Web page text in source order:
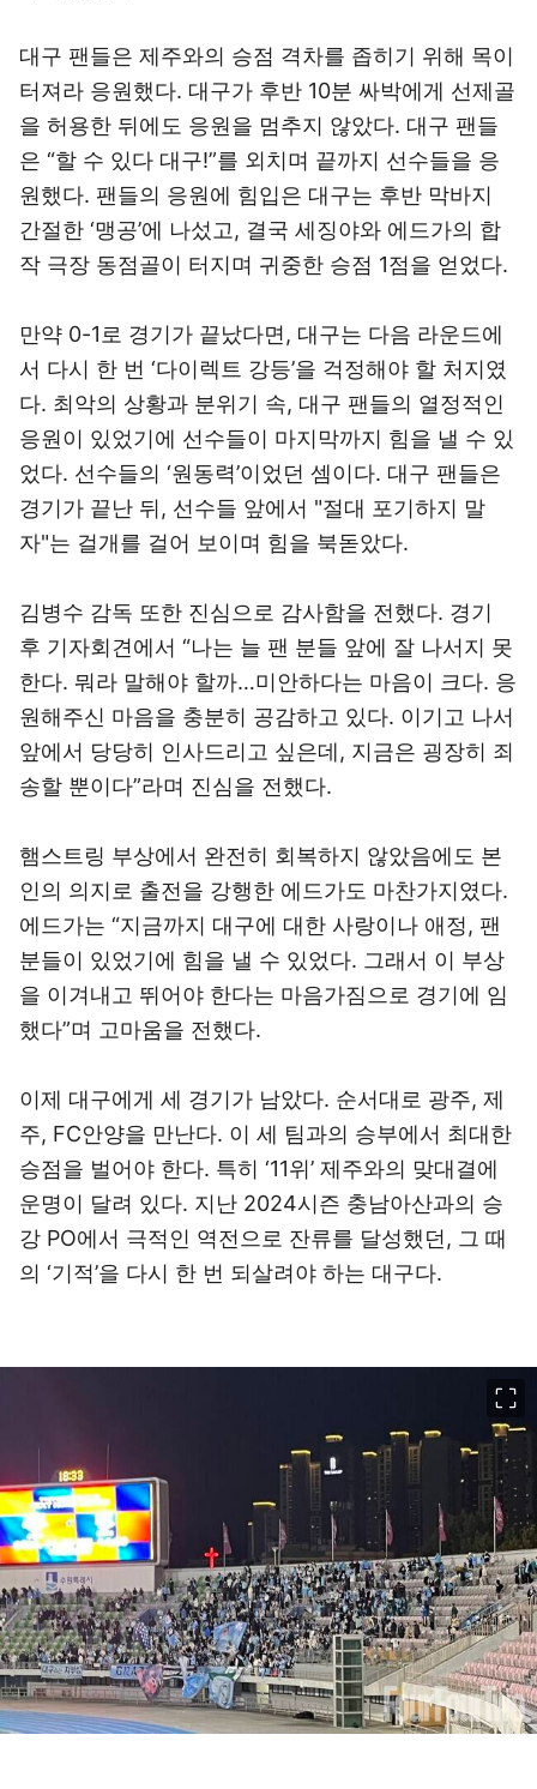
대구 팬들은 제주와의 승점 격차를 좁히기 위해 목이
터져라 응원했다. 대구가 후반 10분 싸박에게 선제골
을 허용한 뒤에도 응원을 멈추지 않았다. 대구 팬들
은 “할 수 있다 대구!”를 외치며 끝까지 선수들을 응
원했다. 팬들의 응원에 힘입은 대구는 후반 막바지
간절한 ‘맹공’에 나섰고, 결국 세징야와 에드가의 합
작 극장 동점골이 터지며 귀중한 승점 1점을 얻었다.
만약 0-1로 경기가 끝났다면, 대구는 다음 라운드에
서 다시 한 번 ‘다이렉트 강등’을 걱정해야 할 처지였
다. 최악의 상황과 분위기 속, 대구 팬들의 열정적인
응원이 있었기에 선수들이 마지막까지 힘을 낼 수 있
었다. 선수들의 ‘원동력’이었던 셈이다. 대구 팬들은
경기가 끝난 뒤, 선수들 앞에서 "절대 포기하지 말
자"는 걸개를 걸어 보이며 힘을 북돋았다.
김병수 감독 또한 진심으로 감사함을 전했다. 경기
후 기자회견에서 “나는 늘 팬 분들 앞에 잘 나서지 못
한다. 뭐라 말해야 할까…미안하다는 마음이 크다. 응
원해주신 마음을 충분히 공감하고 있다. 이기고 나서
앞에서 당당히 인사드리고 싶은데, 지금은 굉장히 죄
송할 뿐이다”라며 진심을 전했다.
햄스트링 부상에서 완전히 회복하지 않았음에도 본
인의 의지로 출전을 강행한 에드가도 마찬가지였다.
에드가는 “지금까지 대구에 대한 사랑이나 애정, 팬
분들이 있었기에 힘을 낼 수 있었다. 그래서 이 부상
을 이겨내고 뛰어야 한다는 마음가짐으로 경기에 임
했다”며 고마움을 전했다.
이제 대구에게 세 경기가 남았다. 순서대로 광주, 제
주, FC안양을 만난다. 이 세 팀과의 승부에서 최대한
승점을 벌어야 한다. 특히 ‘11위’ 제주와의 맞대결에
운명이 달려 있다. 지난 2024시즌 충남아산과의 승
강 PO에서 극적인 역전으로 잔류를 달성했던, 그 때
의 ‘기적’을 다시 한 번 되살려야 하는 대구다.